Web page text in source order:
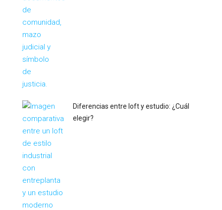
Diferencias entre loft y estudio: ¿Cuál
elegir?